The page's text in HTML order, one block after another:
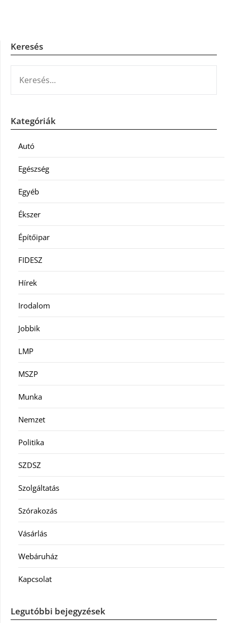
Keresés
Kategóriák
Autó
Egészség
Egyéb
Ékszer
Építőipar
FIDESZ
Hírek
Irodalom
Jobbik
LMP
MSZP
Munka
Nemzet
Politika
SZDSZ
Szolgáltatás
Szórakozás
Vásárlás
Webáruház
Kapcsolat
Legutóbbi bejegyzések